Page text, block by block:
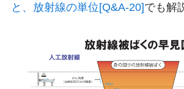
と、放射線の単位[Q&A-20]でも解